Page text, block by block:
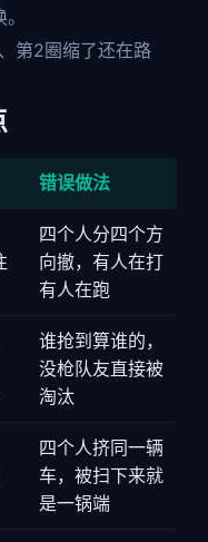
第2圈缩了还在路
错误做法
四个人分四个方
向撤，有人在打
有人在跑
谁抢到算谁的，
没枪队友直接被
淘汰
四个人挤同一辆
车，被扫下来就
是一锅端